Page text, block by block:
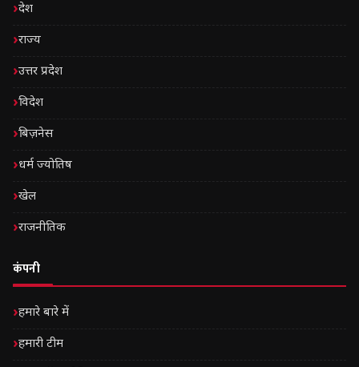
देश
राज्य
उत्तर प्रदेश
विदेश
बिज़नेस
धर्म ज्योतिष
खेल
राजनीतिक
कंपनी
हमारे बारे में
हमारी टीम